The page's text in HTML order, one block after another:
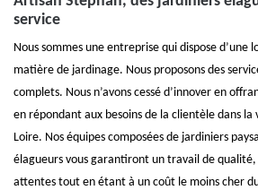
service
Nous sommes une entreprise qui dispose d’une
matière de jardinage. Nous proposons des
complets. Nous n’avons cessé d’innover en
en répondant aux besoins de la clientèle dans la
Loire. Nos équipes composées de jardiniers
élagueurs vous garantiront un travail de
attentes tout en étant à un coût le moins cher